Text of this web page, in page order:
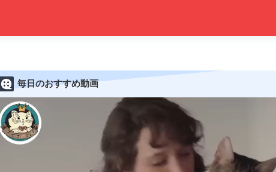
毎日のおすすめ動画